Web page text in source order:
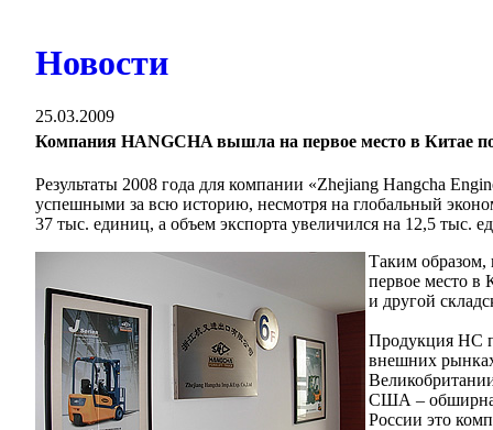
Новости
25.03.2009
Компания HANGCHA вышла на первое место в Китае по
Результаты 2008 года для компании «Zhejiang Hangcha
успешными за всю историю, несмотря на глобальный
37 тыс. единиц, а объем экспорта увеличился на 12,5 тыс.
Таким
первое место в
и другой
Продукция НС
внешних
США –
России это